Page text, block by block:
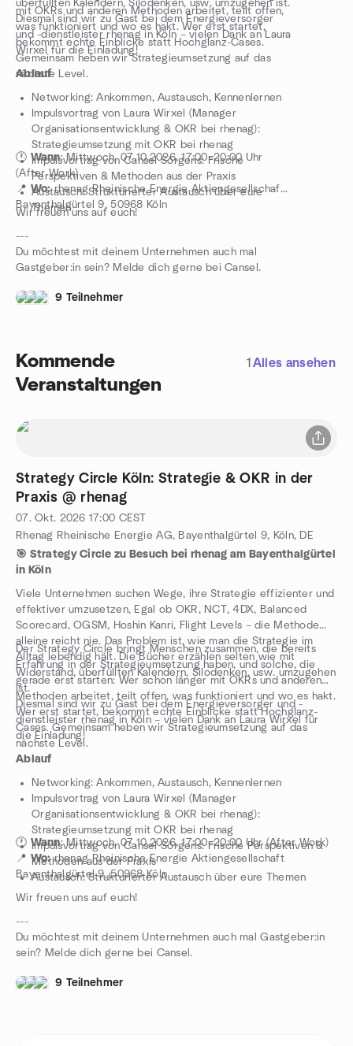
überfüllten Kalendern, Silodenken, usw. umzugehen ist.
mit OKRs und anderen Methoden arbeitet, teilt offen,
was funktioniert und wo es hakt. Wer erst startet,
bekommt echte Einblicke statt Hochglanz-Cases.
Gemeinsam heben wir Strategieumsetzung auf das
nächste Level.
Diesmal sind wir zu Gast bei dem Energieversorger
und -dienstleister rhenag in Köln – vielen Dank an Laura
Wirxel für die Einladung!
Ablauf
Networking: Ankommen, Austausch, Kennenlernen
Impulsvortrag von Laura Wirxel (Manager
Organisationsentwicklung & OKR bei rhenag):
Strategieumsetzung mit OKR bei rhenag
Impulsvortrag von Cansel Sörgens: Frische
Perspektiven & Methoden aus der Praxis
Austausch: Strukturierter Austausch über eure
Themen
🕐 Wann: Mittwoch, 07.10.2026, 17:00–20:00 Uhr
(After Work)
📍 Wo:rhenag Rheinische Energie Aktiengesellschaft
Bayenthalgürtel 9, 50968 Köln
Wir freuen uns auf euch!
---
Du möchtest mit deinem Unternehmen auch mal
Gastgeber:in sein? Melde dich gerne bei Cansel.
9 Teilnehmer
Kommende
Veranstaltungen
1 Alles ansehen
Strategy Circle Köln: Strategie & OKR in der
Praxis @ rhenag
07. Okt. 2026 17:00 CEST
Rhenag Rheinische Energie AG, Bayenthalgürtel 9, Köln, DE
🎯 Strategy Circle zu Besuch bei rhenag am Bayenthalgürtel
in Köln
Viele Unternehmen suchen Wege, ihre Strategie effizienter und
effektiver umzusetzen, Egal ob OKR, NCT, 4DX, Balanced
Scorecard, OGSM, Hoshin Kanri, Flight Levels – die Methode
alleine reicht nie. Das Problem ist, wie man die Strategie im
Alltag lebendig hält. Die Bücher erzählen selten wie mit
Widerstand, überfüllten Kalendern, Silodenken, usw. umzugehen
ist.
Der Strategy Circle bringt Menschen zusammen, die bereits
Erfahrung in der Strategieumsetzung haben, und solche, die
gerade erst starten: Wer schon länger mit OKRs und anderen
Methoden arbeitet, teilt offen, was funktioniert und wo es hakt.
Wer erst startet, bekommt echte Einblicke statt Hochglanz-
Cases. Gemeinsam heben wir Strategieumsetzung auf das
nächste Level.
Diesmal sind wir zu Gast bei dem Energieversorger und -
dienstleister rhenag in Köln – vielen Dank an Laura Wirxel für
die Einladung!
Ablauf
Networking: Ankommen, Austausch, Kennenlernen
Impulsvortrag von Laura Wirxel (Manager
Organisationsentwicklung & OKR bei rhenag):
Strategieumsetzung mit OKR bei rhenag
Impulsvortrag von Cansel Sörgens: Frische Perspektiven &
Methoden aus der Praxis
Austausch: Strukturierter Austausch über eure Themen
🕐 Wann: Mittwoch, 07.10.2026, 17:00–20:00 Uhr (After Work)
📍 Wo:rhenag Rheinische Energie Aktiengesellschaft
Bayenthalgürtel 9, 50968 Köln
Wir freuen uns auf euch!
---
Du möchtest mit deinem Unternehmen auch mal Gastgeber:in
sein? Melde dich gerne bei Cansel.
9 Teilnehmer